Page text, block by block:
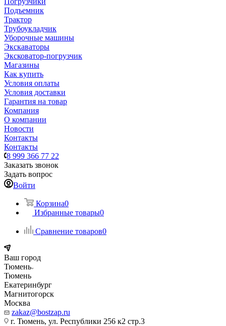
Подъемник
Трактор
Трубоукладчик
Уборочные машины
Экскаваторы
Эксковатор-погрузчик
Магазины
Как купить
Условия оплаты
Условия доставки
Гарантия на товар
Компания
О компании
Новости
Контакты
Контакты
8 999 366 77 22
Заказать звонок
Задать вопрос
Войти
Корзина0
Избранные товары0
Сравнение товаров0
Ваш город
Тюмень
Тюмень
Екатеринбург
Магнитогорск
Москва
zakaz@bostzap.ru
г. Тюмень, ул. Республики 256 к2 стр.3